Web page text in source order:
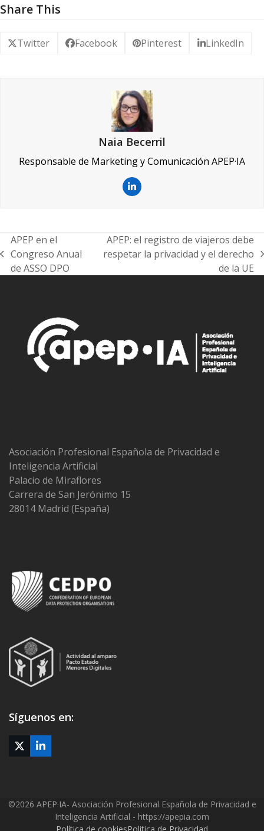
Share This
Twitter Facebook Pinterest LinkedIn
Naia Becerril
Responsable de Marketing y Comunicación APEP·IA
LinkedIn
previous
post:
APEP en el
Congreso Anual
de ASSO DPO
next
post:
APEP: el registro de viajeros debe
respetar la privacidad y el derecho
de la UE
Asociación Profesional Española de Privacidad e
Inteligencia Artificial
Palacio de Miraflores
Carrera de San Jerónimo 15
28014 Madrid (España)
Síguenos en:
Twitter
(deprecated)
LinkedIn
©2026 APEP·IA- Asociación Profesional Española de Privacidad e
Inteligencia Artificial - https://apepia.com